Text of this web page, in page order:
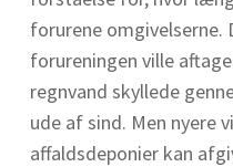
forurene omgivelserne.
forureningen ville
regnvand skyllede
ude af sind. Men nyere
affaldsdeponier kan